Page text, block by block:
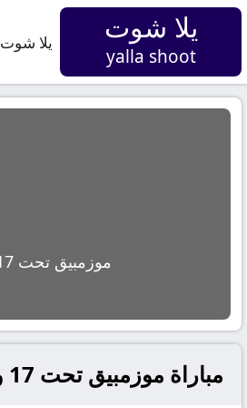
يلا شوت
yalla shoot
يلا شوت
موزمبيق تحت 17
مباراة موزمبيق تحت 17 و مالي تحت 17 بث مباشر في أفريقيا, كأس أمم إفريقيا تحت 17